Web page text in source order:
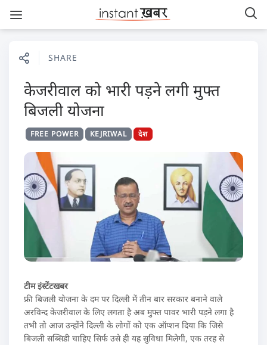
SHARE
केजरीवाल को भारी पड़ने लगी मुफ्त
बिजली योजना
FREE POWER KEJRIWAL देश
टीम इंस्टेंटखबर
फ्री बिजली योजना के दम पर दिल्ली में तीन बार सरकार बनाने वाले
अरविन्द केजरीवाल के लिए लगता है अब मुफ्त पावर भारी पड़ने लगा है
तभी तो आज उन्होंने दिल्ली के लोगों को एक ऑप्शन दिया कि जिसे
बिजली सब्सिडी चाहिए सिर्फ उसे ही यह सुविधा मिलेगी, एक तरह से